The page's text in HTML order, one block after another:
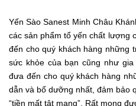
Yến Sào Sanest Minh Châu
các sản phẩm tổ yến chất lượng
đến cho quý khách hàng những
sức khỏe của bạn cũng như
đưa đến cho quý khách hàng
dẫn và bổ dưỡng nhất, đảm bảo
“tiền mất tật mang”. Rất mong